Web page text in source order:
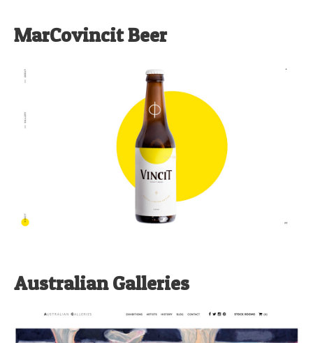
MarCovincit Beer
Australian Galleries